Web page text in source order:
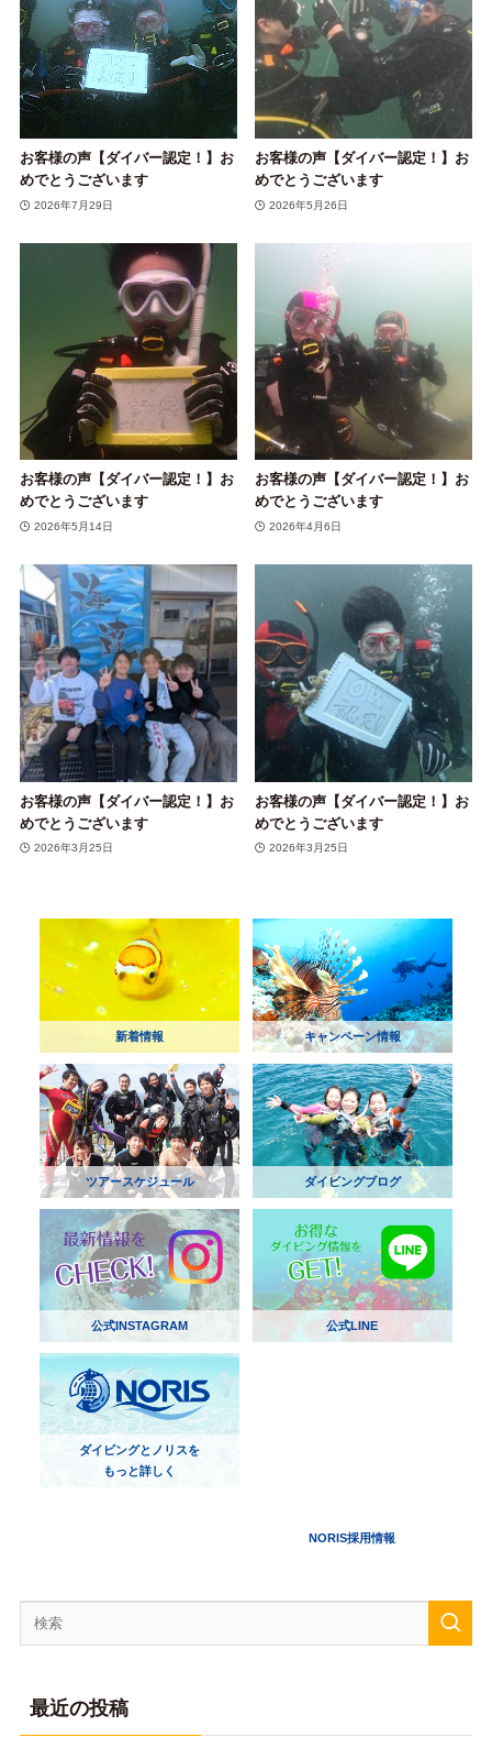
お客様の声【ダイバー認定！】お
めでとうございます
2026年7月29日
お客様の声【ダイバー認定！】お
めでとうございます
2026年5月26日
お客様の声【ダイバー認定！】お
めでとうございます
2026年5月14日
お客様の声【ダイバー認定！】お
めでとうございます
2026年4月6日
お客様の声【ダイバー認定！】お
めでとうございます
2026年3月25日
お客様の声【ダイバー認定！】お
めでとうございます
2026年3月25日
新着情報 キャンペーン情報
ツアースケジュール ダイビングブログ
公式INSTAGRAM 公式LINE
ダイビングとノリスを
もっと詳しく
最近の投稿
8月11日（火）営業と8月12日（水）振替定休日の